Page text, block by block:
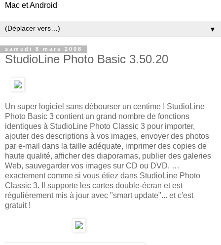
Mac et Android
▼
samedi 8 mars 2008
StudioLine Photo Basic 3.50.20
Un super logiciel sans débourser un centime ! StudioLine
Photo Basic 3 contient un grand nombre de fonctions
identiques à StudioLine Photo Classic 3 pour importer,
ajouter des descriptions à vos images, envoyer des photos
par e-mail dans la taille adéquate, imprimer des copies de
haute qualité, afficher des diaporamas, publier des galeries
Web, sauvegarder vos images sur CD ou DVD, …
exactement comme si vous étiez dans StudioLine Photo
Classic 3. Il supporte les cartes double-écran et est
régulièrement mis à jour avec "smart update"... et c'est
gratuit !